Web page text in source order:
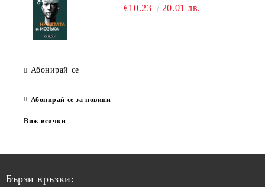
€10.23 20.01 лв.
Абонирай се
Абонирай се за новини
Виж всички
Бързи връзки: